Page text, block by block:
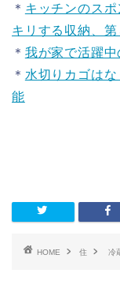
＊ キッチンのス
キリする収納、第
＊ 我が家で活躍中
＊ 水切りカゴは
能
HOME 住 冷